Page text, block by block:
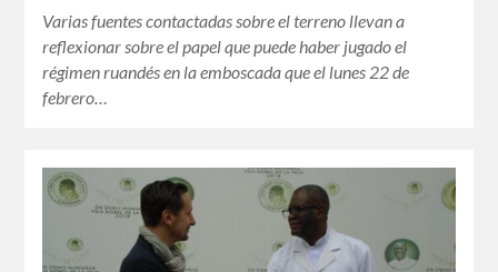
Varias fuentes contactadas sobre el terreno llevan a
reflexionar sobre el papel que puede haber jugado el
régimen ruandés en la emboscada que el lunes 22 de
febrero…